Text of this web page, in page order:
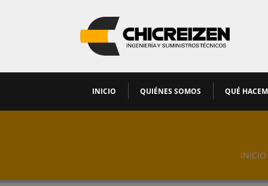
INICIO QUIÉNES SOMOS QUÉ